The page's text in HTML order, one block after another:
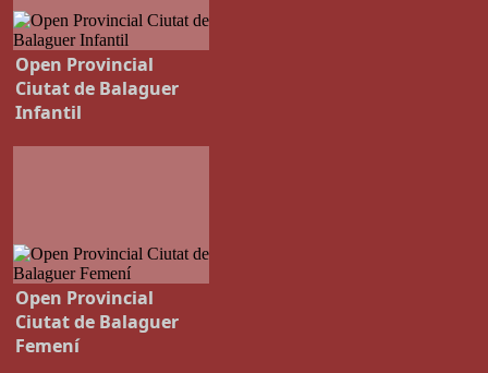
Open Provincial
Ciutat de Balaguer
Infantil
Open Provincial
Ciutat de Balaguer
Femení